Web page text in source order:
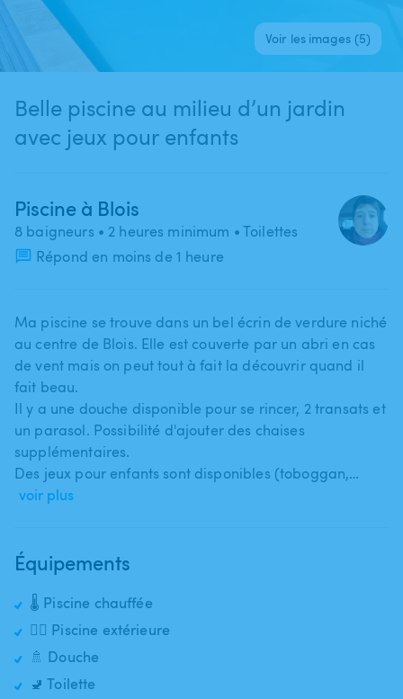
Voir les images (5)
Belle piscine au milieu d’un jardin
avec jeux pour enfants
Piscine à Blois
8 baigneurs • 2 heures minimum • Toilettes
Répond en moins de 1 heure
Ma piscine se trouve dans un bel écrin de verdure niché
au centre de Blois. Elle est couverte par un abri en cas
de vent mais on peut tout à fait la découvrir quand il
fait beau.
Il y a une douche disponible pour se rincer​,​ 2 transats et
un parasol. Possibilité d'ajouter des chaises
supplémentaires.
Des jeux pour enfants sont disponibles (toboggan​,​…
voir plus
Équipements
🌡️ Piscine chauffée
🏊‍♂️ Piscine extérieure
🚿 Douche
🚽 Toilette